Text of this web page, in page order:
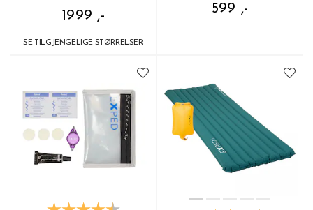
1999 ,-
SE TILGJENGELIGE STØRRELSER
599 ,-